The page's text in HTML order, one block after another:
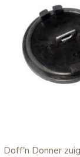
Doff'n Donner